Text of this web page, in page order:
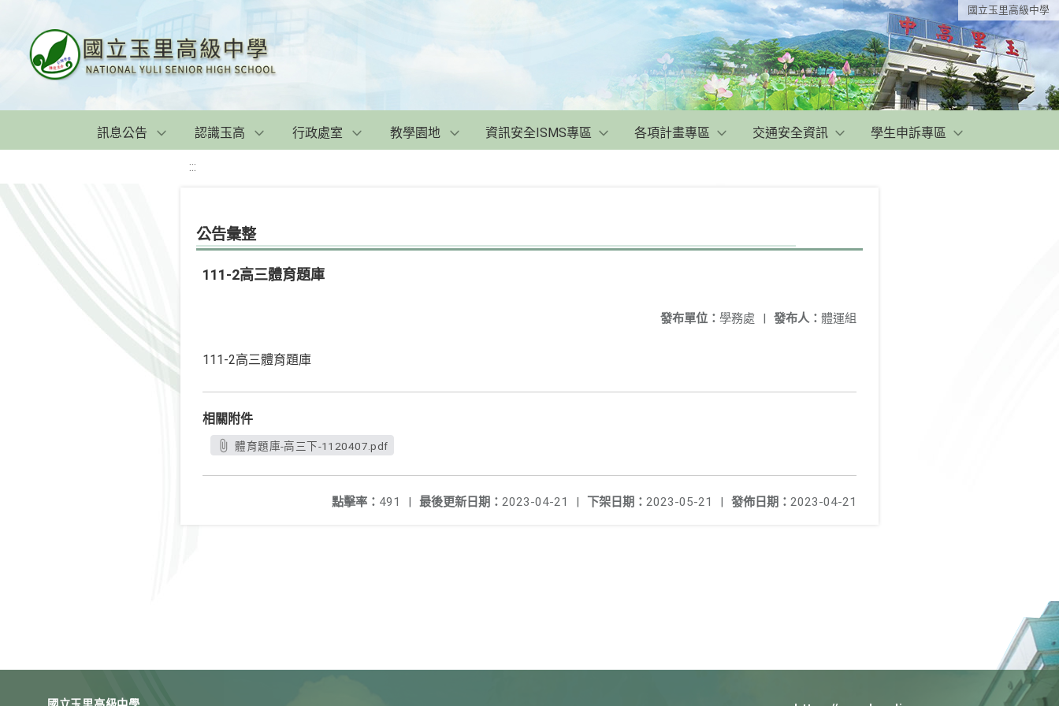
國立玉里高級中學
訊息公告 認識玉高 行政處室 教學園地 資訊安全ISMS專區 各項計畫專區 交通安全資訊 學生申訴專區
:::
公告彙整
111-2高三體育題庫
發布人： 體運組
發布單位： 學務處 |
111-2高三體育題庫
相關附件
體育題庫-高三下-1120407.pdf
發佈日期： 2023-04-21
下架日期： 2023-05-21 |
最後更新日期： 2023-04-21 |
點擊率： 491 |